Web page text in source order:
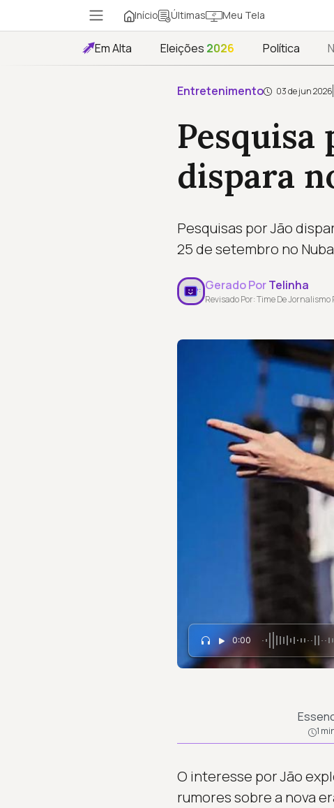
Início Últimas Meu Tela
Em Alta Eleições 2026 Política
Entretenimento 03 de jun 2026
Pesquisa
dispara
Pesquisas por Jão
25 de setembro no
Gerado PorTelinha
Revisado Por: Time De Jornalismo
0:00
1
O interesse por Jão
rumores sobre a nova